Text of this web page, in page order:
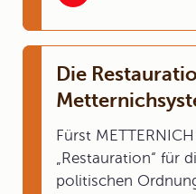
Die
Fürst
„Restauration“ für
politischen